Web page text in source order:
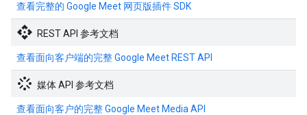
查看完整的 Google Meet 网页版插件 SDK
api REST API 参考文档
查看面向客户端的完整 Google Meet REST API
stream 媒体 API 参考文档
查看面向客户的完整 Google Meet Media API